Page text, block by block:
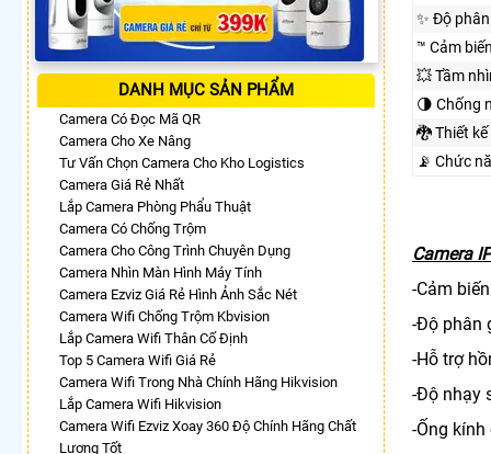
DANH MỤC SẢN PHẨM
Camera Có Đọc Mã QR
Camera Cho Xe Nâng
Tư Vấn Chọn Camera Cho Kho Logistics
Camera Giá Rẻ Nhất
Lắp Camera Phòng Phẩu Thuật
Camera Có Chống Trộm
Camera Cho Công Trình Chuyên Dụng
Camera Nhìn Màn Hình Máy Tính
Camera Ezviz Giá Rẻ Hình Ảnh Sắc Nét
Camera Wifi Chống Trộm Kbvision
Lắp Camera Wifi Thân Cố Định
Top 5 Camera Wifi Giá Rẻ
Camera Wifi Trong Nhà Chính Hãng Hikvision
Lắp Camera Wifi Hikvision
Camera Wifi Ezviz Xoay 360 Độ Chính Hãng Chất
Lượng Tốt
✨ Độ
™️ Cảm
💥 Tầm
🌗 Chống
🐉️ Thiết kế
📡 Chức
Camera
-Cảm
-Độ phân
-Hỗ trợ
-Độ nhạy
-Ống